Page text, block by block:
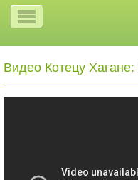
Видео Котецу Хагане: